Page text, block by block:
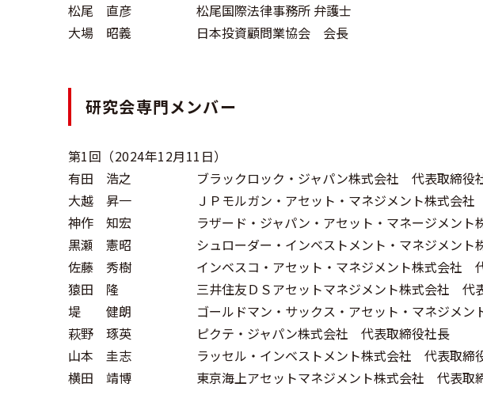
松尾 直彦
松尾国際法律事務所 弁護士
大場 昭義
日本投資顧問業協会 会長
研究会専門メンバー
第1回（2024年12月11日）
有田 浩之
ブラックロック・ジャパン株式会社 代表取締役
大越 昇一
ＪＰモルガン・アセット・マネジメント株式会
神作 知宏
ラザード・ジャパン・アセット・マネージメン
黒瀬 憲昭
シュローダー・インベストメント・マネジメン
佐藤 秀樹
インベスコ・アセット・マネジメント株式会社
猿田 隆
三井住友ＤＳアセットマネジメント株式会社 代
堤 健朗
ゴールドマン・サックス・アセット・マネジメ
萩野 琢英
ピクテ・ジャパン株式会社 代表取締役社長
山本 圭志
ラッセル・インベストメント株式会社 代表取締
横田 靖博
東京海上アセットマネジメント株式会社 代表取